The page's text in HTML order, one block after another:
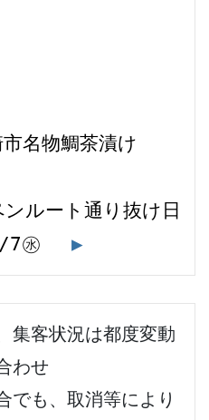
名物鯛茶漬け
ルート通り抜け日
7㊌ ▶
集客状況は都度変動
わせ
でも、取消等により